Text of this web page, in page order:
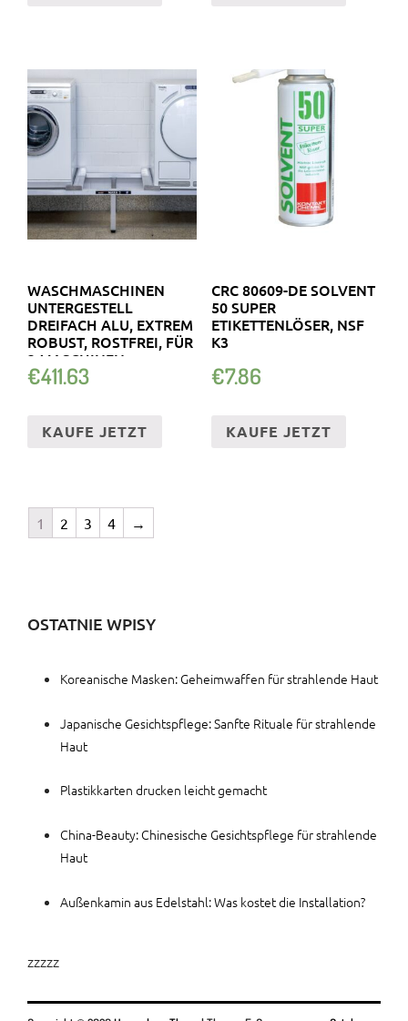
WASCHMASCHINEN
UNTERGESTELL
DREIFACH ALU, EXTREM
ROBUST, ROSTFREI, FÜR
3 MASCHINEN
€411.63
KAUFE JETZT
CRC 80609-DE SOLVENT
50 SUPER
ETIKETTENLÖSER, NSF
K3
€7.86
KAUFE JETZT
1 2 3 4 →
OSTATNIE WPISY
Koreanische Masken: Geheimwaffen für strahlende Haut
Japanische Gesichtspflege: Sanfte Rituale für strahlende
Haut
Plastikkarten drucken leicht gemacht
China-Beauty: Chinesische Gesichtspflege für strahlende
Haut
Außenkamin aus Edelstahl: Was kostet die Installation?
zzzzz